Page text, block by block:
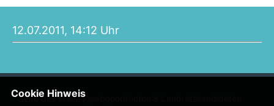
12.07.2011, 14:12 Uhr
Seite des Kreistagsabgeordneten & Landratskandidaten
Cookie Hinweis